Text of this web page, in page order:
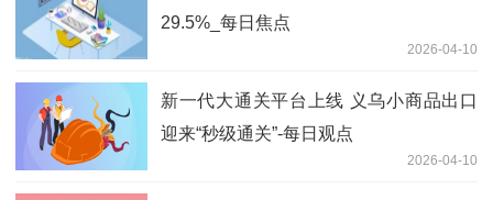
29.5%_每日焦点
2026-04-10
新一代大通关平台上线 义乌小商品出口
迎来“秒级通关”-每日观点
2026-04-10